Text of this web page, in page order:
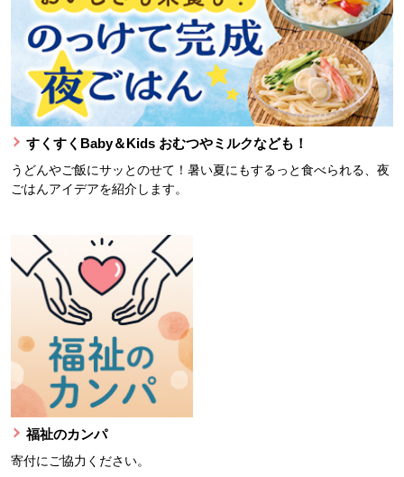
すくすくBaby＆Kids おむつやミルクなども！
うどんやご飯にサッとのせて！暑い夏にもするっと食べられる、夜
ごはんアイデアを紹介します。
福祉のカンパ
寄付にご協力ください。